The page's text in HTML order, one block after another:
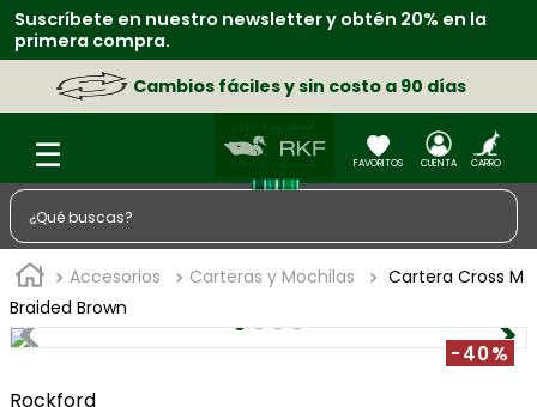
Suscríbete en nuestro newsletter y obtén 20% en la
primera compra.
Cambios fáciles y sin costo a 90 días
¿Qué buscas?
Accesorios Carteras y Mochilas
Cartera Cross M
Braided Brown
-40%
Rockford
TÉRMINOS MÁS BUSCADOS
1.
zapatos